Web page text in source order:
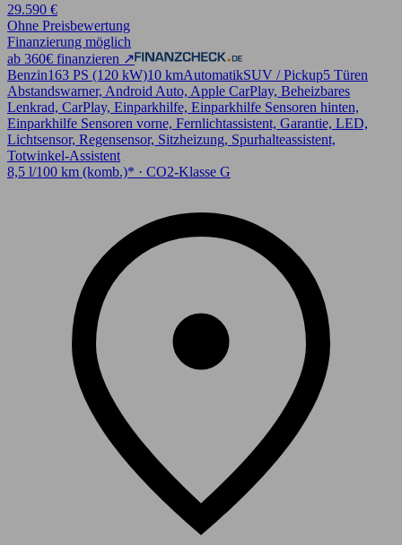
29.590 €
Ohne Preisbewertung
Finanzierung möglich
ab 360€ finanzieren ↗
Benzin163 PS (120 kW)10 kmAutomatikSUV / Pickup5 Türen
Abstandswarner, Android Auto, Apple CarPlay, Beheizbares
Lenkrad, CarPlay, Einparkhilfe, Einparkhilfe Sensoren hinten,
Einparkhilfe Sensoren vorne, Fernlichtassistent, Garantie, LED,
Lichtsensor, Regensensor, Sitzheizung, Spurhalteassistent,
Totwinkel-Assistent
8,5 l/100 km (komb.)* · CO2-Klasse G